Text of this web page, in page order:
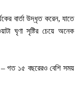
বার্তা উদ্ধৃত করেন, যাতে
ঘৃণা সৃষ্টির চেয়ে অনেক
– গত ১৫ বছরেরও বেশি সময়